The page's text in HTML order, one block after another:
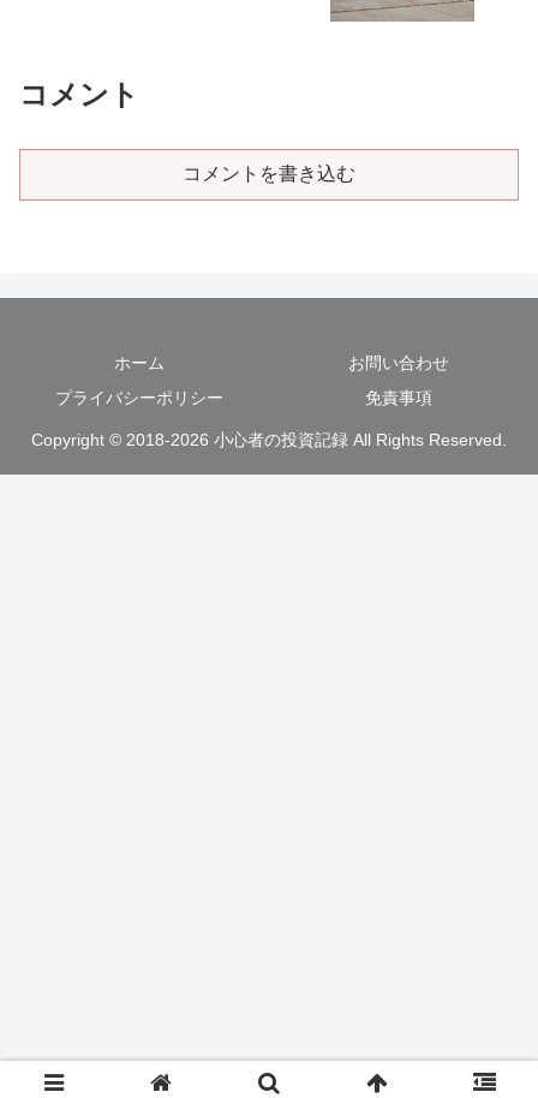
コメント
コメントを書き込む
ホーム
お問い合わせ
プライバシーポリシー
免責事項
Copyright © 2018-2026 小心者の投資記録 All Rights Reserved.